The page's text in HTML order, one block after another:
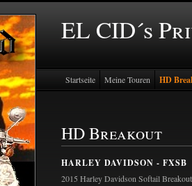
EL CID´s
Startseite Meine Touren HD
HD Breakout
HARLEY DAVIDSON - FXSB
2015 Harley Davidson Softail